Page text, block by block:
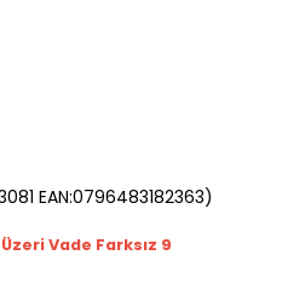
EAN:0796483182363)
Vade Farksız 9